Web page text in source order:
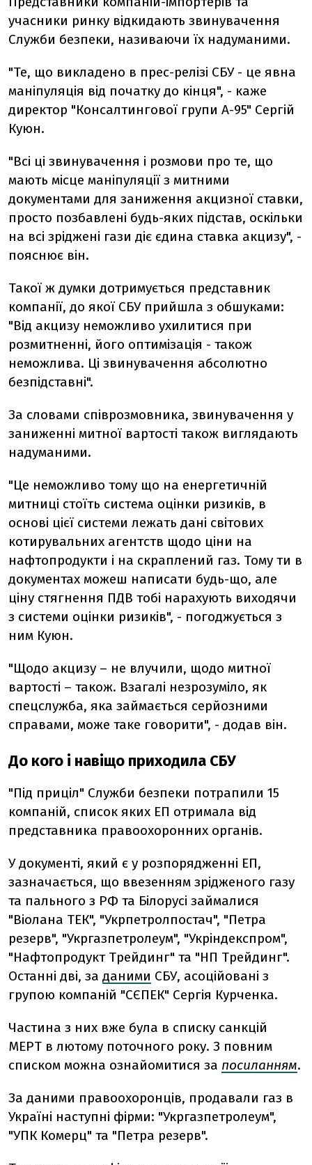
учасники ринку відкидають звинувачення
Служби безпеки, називаючи їх надуманими.
"Те, що викладено в прес-релізі СБУ - це явна
маніпуляція від початку до кінця", - каже
директор "Консалтингової групи А-95" Сергій
Куюн.
"Всі ці звинувачення і розмови про те, що
мають місце маніпуляції з митними
документами для заниження акцизної ставки,
просто позбавлені будь-яких підстав, оскільки
на всі зріджені гази діє єдина ставка акцизу", -
пояснює він.
Такої ж думки дотримується представник
компанії, до якої СБУ прийшла з обшуками:
"Від акцизу неможливо ухилитися при
розмитненні, його оптимізація - також
неможлива. Ці звинувачення абсолютно
безпідставні".
За словами співрозмовника, звинувачення у
заниженні митної вартості також виглядають
надуманими.
"Це неможливо тому що на енергетичній
митниці стоїть система оцінки ризиків, в
основі цієї системи лежать дані світових
котирувальних агентств щодо ціни на
нафтопродукти і на скраплений газ. Тому ти в
документах можеш написати будь-що, але
ціну стягнення ПДВ тобі нарахують виходячи
з системи оцінки ризиків", - погоджується з
ним Куюн.
"Щодо акцизу – не влучили, щодо митної
вартості – також. Взагалі незрозуміло, як
спецслужба, яка займається серйозними
справами, може таке говорити", - додав він.
До кого і навіщо приходила СБУ
"Під приціл" Служби безпеки потрапили 15
компаній, список яких ЕП отримала від
представника правоохоронних органів.
У документі, який є у розпорядженні ЕП,
зазначається, що ввезенням зрідженого газу
та пального з РФ та Білорусі займалися
"Віолана ТЕК", "Укрпетролпостач", "Петра
резерв", "Укргазпетролеум", "Укріндекспром",
"Нафтопродукт Трейдинг" та "НП Трейдинг".
Останні дві, за даними СБУ, асоційовані з
групою компаній "СЄПЕК" Сергія Курченка.
Частина з них вже була в списку санкцій
МЕРТ в лютому поточного року. З повним
списком можна ознайомитися за посиланням.
За даними правоохоронців, продавали газ в
Україні наступні фірми: "Укргазпетролеум",
"УПК Комерц" та "Петра резерв".